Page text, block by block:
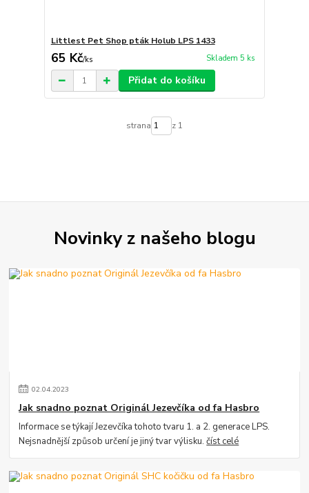
Littlest Pet Shop pták Holub LPS 1433
65 Kč/ks Skladem 5 ks
Přidat do košíku
strana z 1
Novinky z našeho blogu
02.04.2023
Jak snadno poznat Originál Jezevčíka od fa Hasbro
Informace se týkají Jezevčíka tohoto tvaru 1. a 2. generace LPS.
Nejsnadnější způsob určení je jiný tvar výlisku.číst celé